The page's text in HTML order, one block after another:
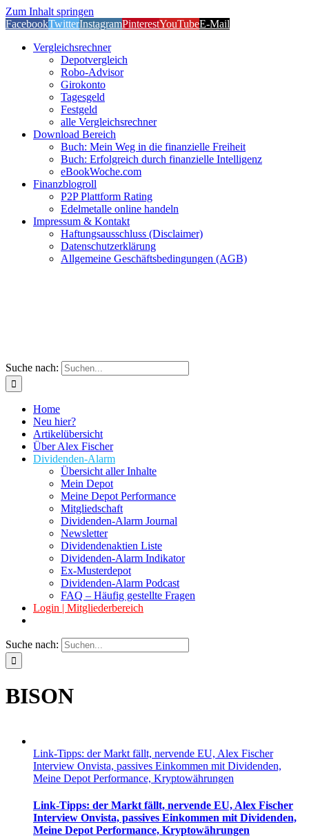
Zum Inhalt springen
FacebookTwitterInstagramPinterestYouTubeE-Mail
Vergleichsrechner
Depotvergleich
Robo-Advisor
Girokonto
Tagesgeld
Festgeld
alle Vergleichsrechner
Download Bereich
Buch: Mein Weg in die finanzielle Freiheit
Buch: Erfolgreich durch finanzielle Intelligenz
eBookWoche.com
Finanzblogroll
P2P Plattform Rating
Edelmetalle online handeln
Impressum & Kontakt
Haftungsausschluss (Disclaimer)
Datenschutzerklärung
Allgemeine Geschäftsbedingungen (AGB)
Suche nach:
Home
Neu hier?
Artikelübersicht
Über Alex Fischer
Dividenden-Alarm
Übersicht aller Inhalte
Mein Depot
Meine Depot Performance
Mitgliedschaft
Dividenden-Alarm Journal
Newsletter
Dividendenaktien Liste
Dividenden-Alarm Indikator
Ex-Musterdepot
Dividenden-Alarm Podcast
FAQ – Häufig gestellte Fragen
Login | Mitgliederbereich
Suche nach:
BISON
Link-Tipps: der Markt fällt, nervende EU, Alex Fischer
Interview Onvista, passives Einkommen mit Dividenden,
Meine Depot Performance, Kryptowährungen
Link-Tipps: der Markt fällt, nervende EU, Alex Fischer
Interview Onvista, passives Einkommen mit Dividenden,
Meine Depot Performance, Kryptowährungen